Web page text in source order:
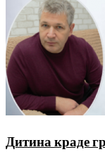
Дитина краде